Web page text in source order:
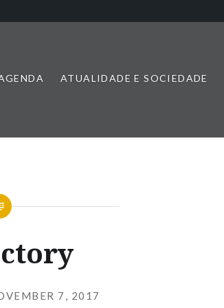
ATUALIDADE E SOCIEDADE
7, 2017